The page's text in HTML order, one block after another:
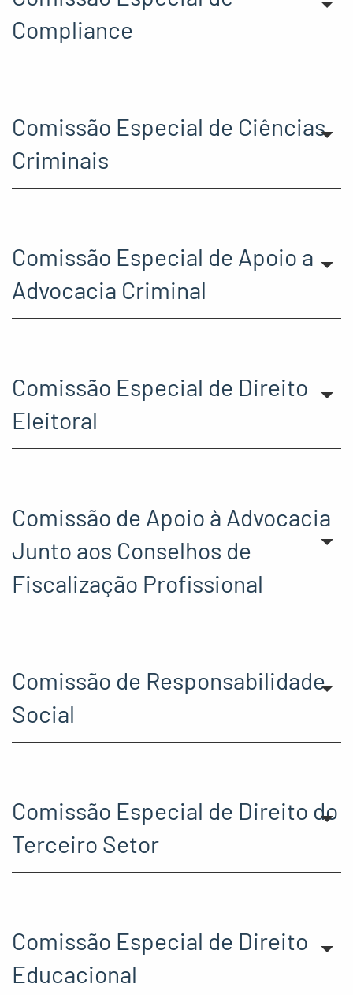
Compliance
Comissão Especial de Ciências
Criminais
Comissão Especial de Apoio a
Advocacia Criminal
Comissão Especial de Direito
Eleitoral
Comissão de Apoio à Advocacia
Junto aos Conselhos de
Fiscalização Profissional
Comissão de Responsabilidade
Social
Comissão Especial de Direito do
Terceiro Setor
Comissão Especial de Direito
Educacional